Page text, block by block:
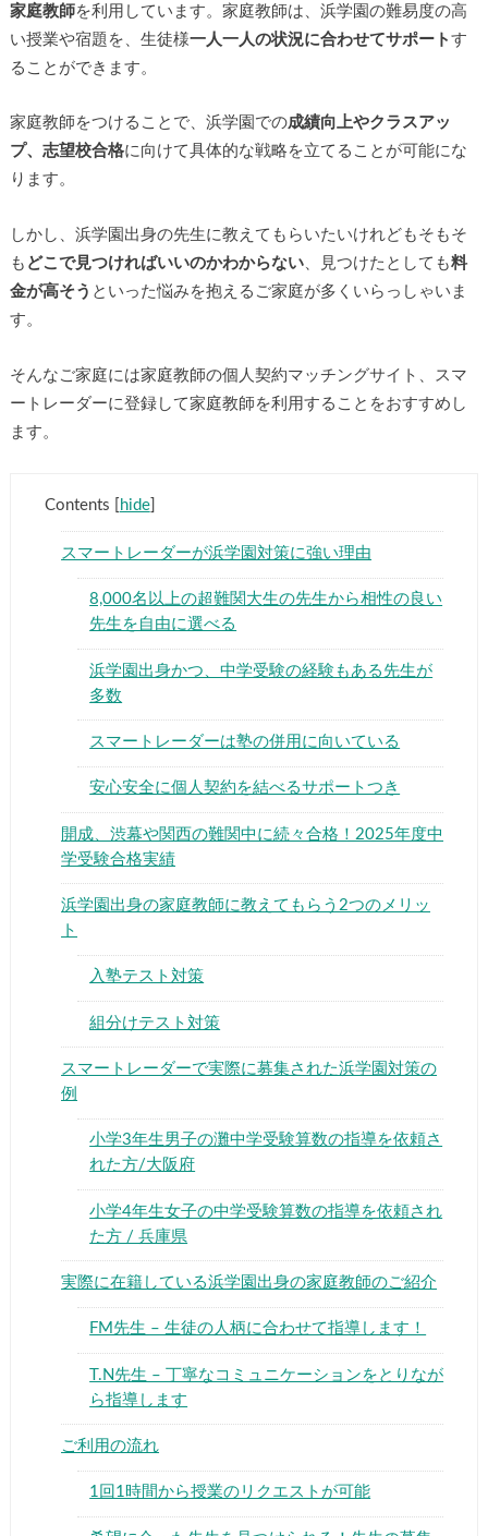
家庭教師を利用しています。家庭教師は、浜学園の難易度の高
い授業や宿題を、生徒様一人一人の状況に合わせてサポート す
ることができます。
家庭教師をつけることで、浜学園での成績向上やクラスアッ
プ、志望校合格に向けて具体的な戦略を立てることが可能にな
ります。
しかし、浜学園出身の先生に教えてもらいたいけれどもそもそ
も どこで見つければいいのかわからない、見つけたとしても料
金が高そう といった悩みを抱えるご家庭が多くいらっしゃいま
す。
そんなご家庭には家庭教師の個人契約マッチングサイト、スマ
ートレーダーに登録して家庭教師を利用することをおすすめし
ます。
Contents hide]
スマートレーダーが浜学園対策に強い理由
8,000名以上の超難関大生の先生から相性の良い
先生を自由に選べる
浜学園出身かつ、中学受験の経験もある先生が
多数
スマートレーダーは塾の併用に向いている
安心安全に個人契約を結べるサポートつき
開成、渋幕や関西の難関中に続々合格！2025年度中
学受験合格実績
浜学園出身の家庭教師に教えてもらう2つのメリッ
ト
入塾テスト対策
組分けテスト対策
スマートレーダーで実際に募集された浜学園対策の
例
小学3年生男子の灘中学受験算数の指導を依頼さ
れた方/大阪府
小学4年生女子の中学受験算数の指導を依頼され
た方 / 兵庫県
実際に在籍している浜学園出身の家庭教師のご紹介
FM先生 – 生徒の人柄に合わせて指導します！
T.N先生 – 丁寧なコミュニケーションをとりなが
ら指導します
ご利用の流れ
1回1時間から授業のリクエストが可能